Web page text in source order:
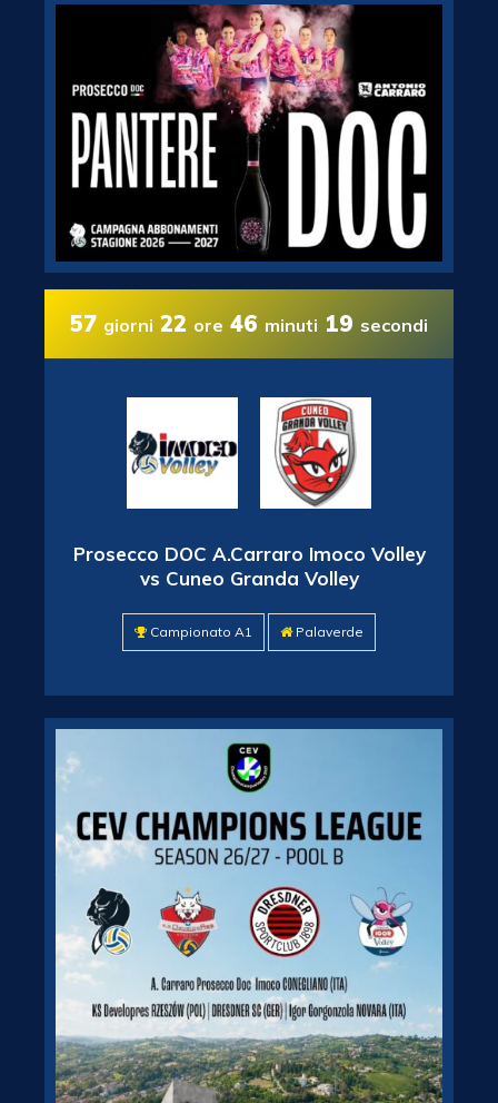
57 giorni 22 ore 46 minuti 19 secondi
Prosecco DOC A.Carraro Imoco Volley
vs Cuneo Granda Volley
Campionato A1 Palaverde